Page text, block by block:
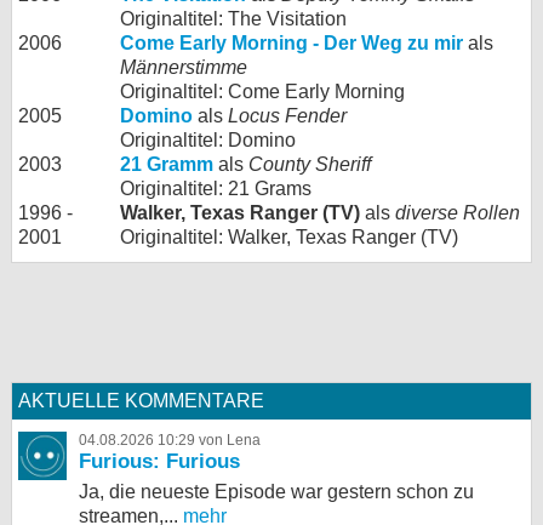
Originaltitel: The Visitation
2006
Come Early Morning - Der Weg zu mir als
Männerstimme
Originaltitel: Come Early Morning
2005
Domino als Locus Fender
Originaltitel: Domino
2003
21 Gramm als County Sheriff
Originaltitel: 21 Grams
1996 -
2001
Walker, Texas Ranger (TV) als diverse Rollen
Originaltitel: Walker, Texas Ranger (TV)
AKTUELLE KOMMENTARE
04.08.2026 10:29 von Lena
Furious: Furious
Ja, die neueste Episode war gestern schon zu
streamen,... mehr